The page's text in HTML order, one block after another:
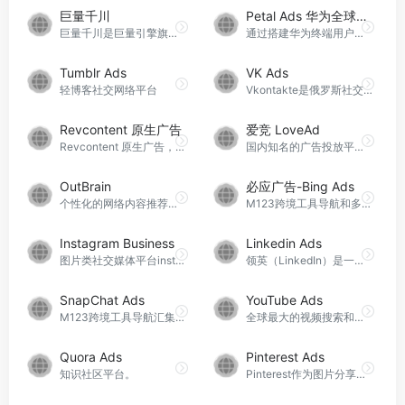
巨量千川
巨量千川是巨量引擎旗下的电商一体化智能营销平台，致力于为商家和达人们提供全方位的抖音电商一体化营销解决方案。作为电商智能营销的引领者，巨量千川秉承着电商生意新增长的使命，为用户提供高效的电商营销服务。平台定位于构建繁荣共赢的电商营销生态，以成为领先的电商智能营销平台为愿景。借助于巨量引擎的强大资源整合，巨量千川为商家提供了今日头条、抖音、西瓜视频等多渠道的广告投放平台，为用户高效达成营销推广目标，助力电商行业的蓬勃发展。
Petal Ads 华为全球广告
通过搭建华为终端用户的桥梁，为华为生态伙伴提供了传递关键信息、提供优质服务的机会。
Tumblr Ads
轻博客社交网络平台
VK Ads
Vkontakte是俄罗斯社交平台，相当于俄罗斯版的Facebook，总共有超过2.5亿验证用户。开拓俄罗斯市场找M123跨境工具导航，为你推荐Vkontakte广告代理商，并为你定制投放策略、优化广告效果，快速提升品牌影响力与销售额。
Revcontent 原生广告
Revcontent 原生广告，你投放的广告只会显示在原生广告中，转化率更高
爱竞 LoveAd
国内知名的广告投放平台，一站式互联网营销服务平台
OutBrain
个性化的网络内容推荐引擎
必应广告-Bing Ads
M123跨境工具导航和多家Bing官方理商合作，为你在Bing开户、定制投放策略、优化广告效果，快速提升品牌影响力与销售额。立即了解Bing广告账户的相关事宜。
Instagram Business
图片类社交媒体平台instagram...
Linkedin Ads
领英（LinkedIn）是一个面向职场的社交平台，全球坐拥超过十亿用户，是开拓全球市场的重要平台。M123跨境工具导航合作多家LinkedIn代理商，可以帮你LinkedIn广告账户开户、定制投放策略、优化广告效果，快速提升品牌影响力与销售额。
SnapChat Ads
M123跨境工具导航汇集了多家优秀的Snapchat代理商，可以为你广告开户、代投、制定投放策略、优化广告效果，助您解锁全球潜力客户，实现广告曝光与转化率双提升。立即咨询，开启国际市场新篇章！
YouTube Ads
全球最大的视频搜索和分享平台
Quora Ads
知识社区平台。
Pinterest Ads
Pinterest作为图片分享社交平...